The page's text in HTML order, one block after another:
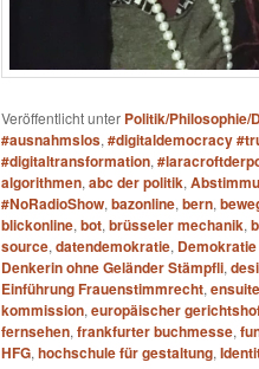
Veröffentlicht unter Politik/Philosophie/
#ausnahmslos, #digitaldemocracy
#digitaltransformation,
algorithmen, abc der politik,
#NoRadioShow, bazonline, bern,
blickonline, bot, brüsseler mechanik,
source, datendemokratie,
Denkerin ohne Geländer Stämpfli,
Einführung Frauenstimmrecht, ensuite
kommission, europäischer
fernsehen, frankfurter buchmesse,
HFG, hochschule für gestaltung,